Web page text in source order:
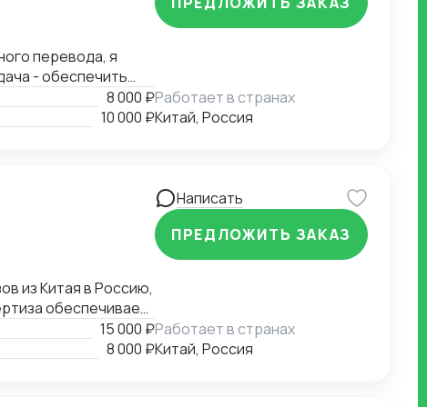
перевода, я
- обеспечить
чтобы8 000 ₽
10 000 ₽
Работает в странах
Китай, Россия
из Китая в Россию,
обеспечивает
рисками и
и
15 000 ₽
8 000 ₽
Написать
ПРЕДЛОЖИТЬ ЗАКАЗ
Работает в странах
Китай, Россия